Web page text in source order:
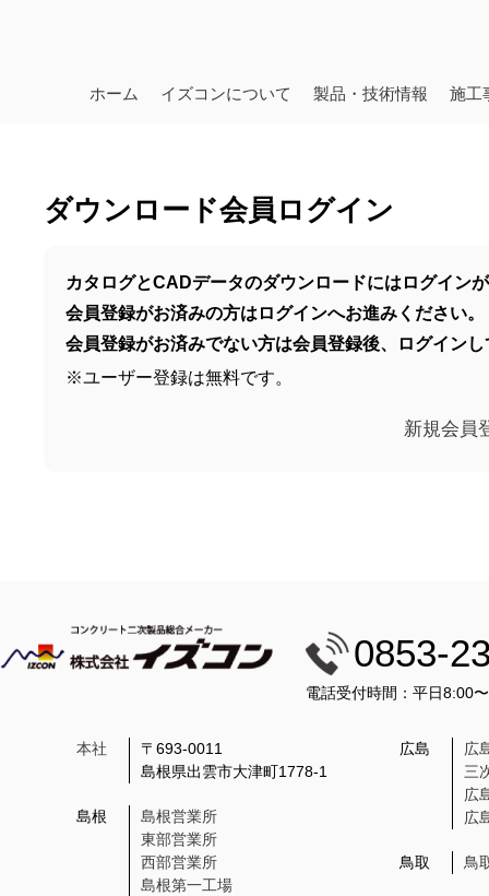
ホーム イズコンについて 製品・技術情報 施工
ダウンロード会員ログイン
カタログとCADデータのダウンロードにはログイン
会員登録がお済みの方はログインへお進みください。
会員登録がお済みでない方は会員登録後、ログイン
※ユーザー登録は無料です。
新規会員
0853-
電話受付時間：平日8:00
本社
〒693-0011
島根県出雲市大津町1778-1
島根
島根営業所
東部営業所
西部営業所
島根第一工場
広島
広
三
広
広
鳥取 鳥